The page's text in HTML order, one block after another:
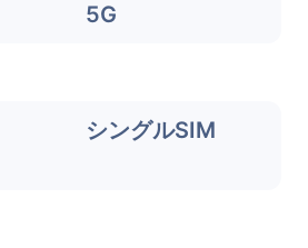
5G
シングルSIM